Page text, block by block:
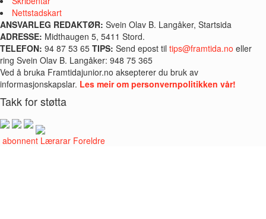
Nettstadskart
ANSVARLEG REDAKTØR: Svein Olav B. Langåker, Startsida
ADRESSE: Midthaugen 5, 5411 Stord.
TELEFON: 94 87 53 65 TIPS: Send epost til tips@framtida.no eller
ring Svein Olav B. Langåker: 948 75 365
Ved å bruka Framtidajunior.no aksepterer du bruk av
informasjonskapslar. Les meir om personvernpolitikken vår!
Takk for støtta
abonnent Lærarar Foreldre